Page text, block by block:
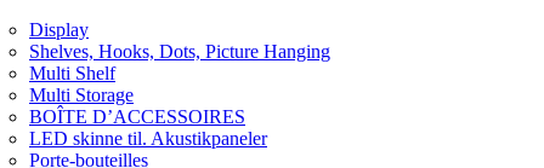
Display
Shelves, Hooks, Dots, Picture Hanging
Multi Shelf
Multi Storage
BOÎTE D’ACCESSOIRES
LED skinne til. Akustikpaneler
Porte-bouteilles